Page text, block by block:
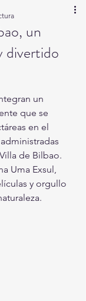
un
divertido
un
que se
en el
de Bilbao.
Uma Exsul,
y orgullo